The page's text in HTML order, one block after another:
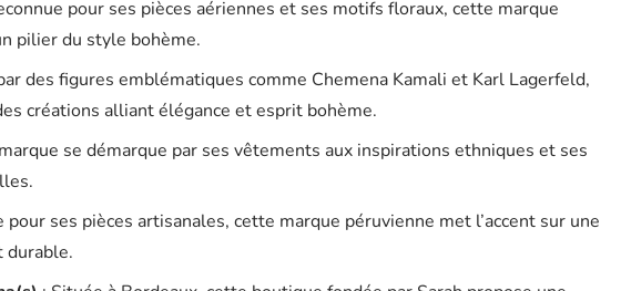
pour ses pièces aériennes et ses motifs floraux, cette marque
pilier du style bohème.
des figures emblématiques comme Chemena Kamali et Karl Lagerfeld,
créations alliant élégance et esprit bohème.
se démarque par ses vêtements aux inspirations ethniques et ses
pour ses pièces artisanales, cette marque péruvienne met l’accent sur une
durable.